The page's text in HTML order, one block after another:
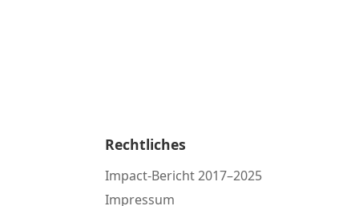
Rechtliches
Impact-Bericht 2017–2025
Impressum